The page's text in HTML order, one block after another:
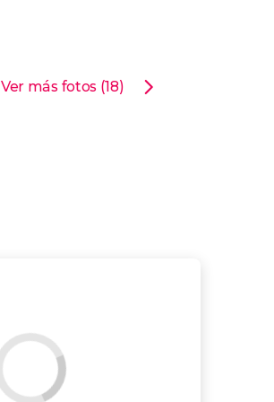
Ver más fotos (18)